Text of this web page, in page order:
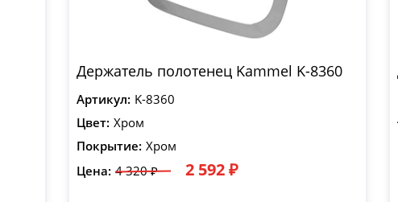
Держатель полотенец Kammel K-8360
Артикул: K-8360
Цвет: Хром
Покрытие: Хром
Цена: 4 320 ₽ 2 592 ₽